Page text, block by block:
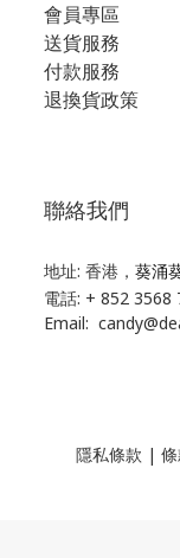
會員專區
送貨服務
付款服務
退換貨政策
聯絡我們
地址: 香港， 葵涌
電話: + 852 3568
Email:
隱私條款 |